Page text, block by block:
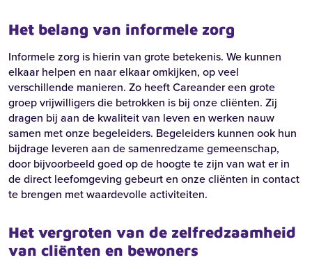
Het belang van informele zorg
Informele zorg is hierin van grote betekenis. We kunnen
elkaar helpen en naar elkaar omkijken, op veel
verschillende manieren. Zo heeft Careander een grote
groep vrijwilligers die betrokken is bij onze cliënten. Zij
dragen bij aan de kwaliteit van leven en werken nauw
samen met onze begeleiders. Begeleiders kunnen ook hun
bijdrage leveren aan de samenredzame gemeenschap,
door bijvoorbeeld goed op de hoogte te zijn van wat er in
de direct leefomgeving gebeurt en onze cliënten in contact
te brengen met waardevolle activiteiten.
Het vergroten van de zelfredzaamheid
van cliënten en bewoners